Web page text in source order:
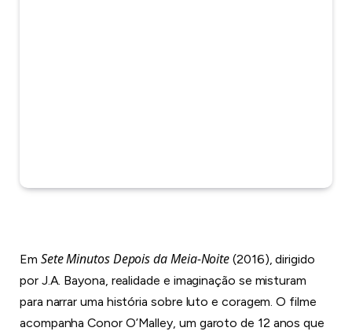
Em Sete Minutos Depois da Meia-Noite (2016), dirigido
por J.A. Bayona, realidade e imaginação se misturam
para narrar uma história sobre luto e coragem. O filme
acompanha Conor O’Malley, um garoto de 12 anos que